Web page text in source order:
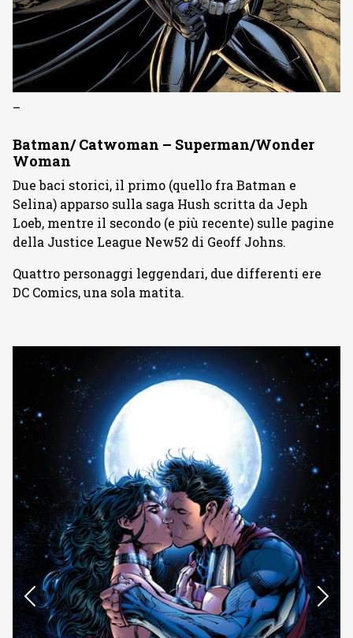
–
Batman/ Catwoman – Superman/Wonder
Woman
Due baci storici, il primo (quello fra Batman e
Selina) apparso sulla saga Hush scritta da Jeph
Loeb, mentre il secondo (e più recente) sulle pagine
della Justice League New52 di Geoff Johns.
Quattro personaggi leggendari, due differenti ere
DC Comics, una sola matita.